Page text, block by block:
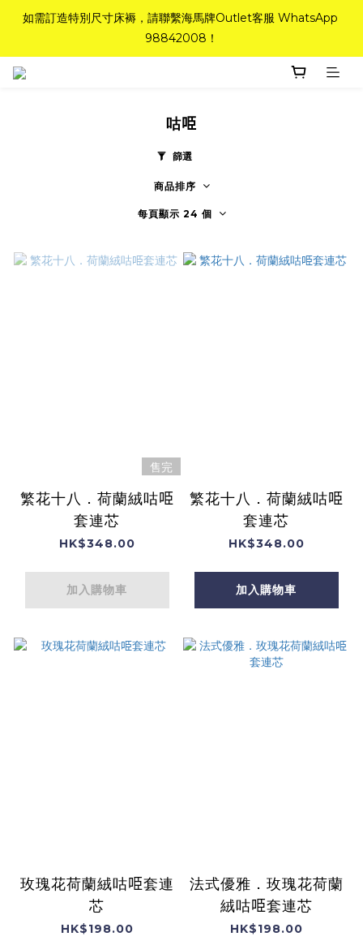
如需訂造特別尺寸床褥，請聯繫海馬牌Outlet客服 WhatsApp
98842008！
如需訂造特別尺寸床褥，請聯繫海馬牌Outlet客服 WhatsApp
98842008！
Top-Tier Quality系列床褥82折(新永久記憶床褥 及 健康記憶床
如需訂造特別尺寸床褥，請聯繫海馬牌Outlet客服 WhatsApp
98842008！
咕𠱸
篩選
商品排序
每頁顯示 24 個
售完
繁花十八．荷蘭絨咕𠱸
套連芯
HK$348.00
加入購物車
繁花十八．荷蘭絨咕𠱸
套連芯
HK$348.00
加入購物車
玫瑰花荷蘭絨咕𠱸套連
芯
HK$198.00
法式優雅．玫瑰花荷蘭
絨咕𠱸套連芯
HK$198.00